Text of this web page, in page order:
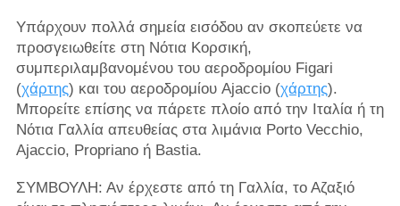
Υπάρχουν πολλά σημεία εισόδου αν σκοπεύετε να
προσγειωθείτε στη Νότια Κορσική,
συμπεριλαμβανομένου του αεροδρομίου Figari
(χάρτης) και του αεροδρομίου Ajaccio (χάρτης).
Μπορείτε επίσης να πάρετε πλοίο από την Ιταλία ή τη
Νότια Γαλλία απευθείας στα λιμάνια Porto Vecchio,
Ajaccio, Propriano ή Bastia.
ΣΥΜΒΟΥΛΗ: Αν έρχεστε από τη Γαλλία, το Αζαξιό